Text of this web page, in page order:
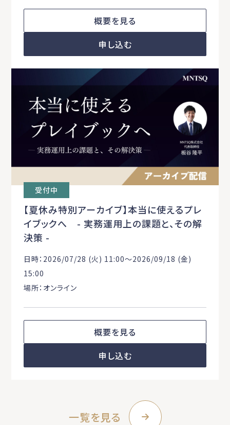
概要を見る
申し込む
受付中
【夏休み特別アーカイブ】本当に使えるプレ
イブックへ - 実務運用上の課題と、その解
決策 -
日時：2026/07/28 (火) 11:00〜2026/09/18 (金)
15:00
場所：オンライン
概要を見る
申し込む
一覧を見る